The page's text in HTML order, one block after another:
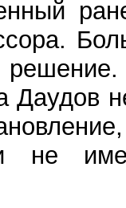
Даудов
не